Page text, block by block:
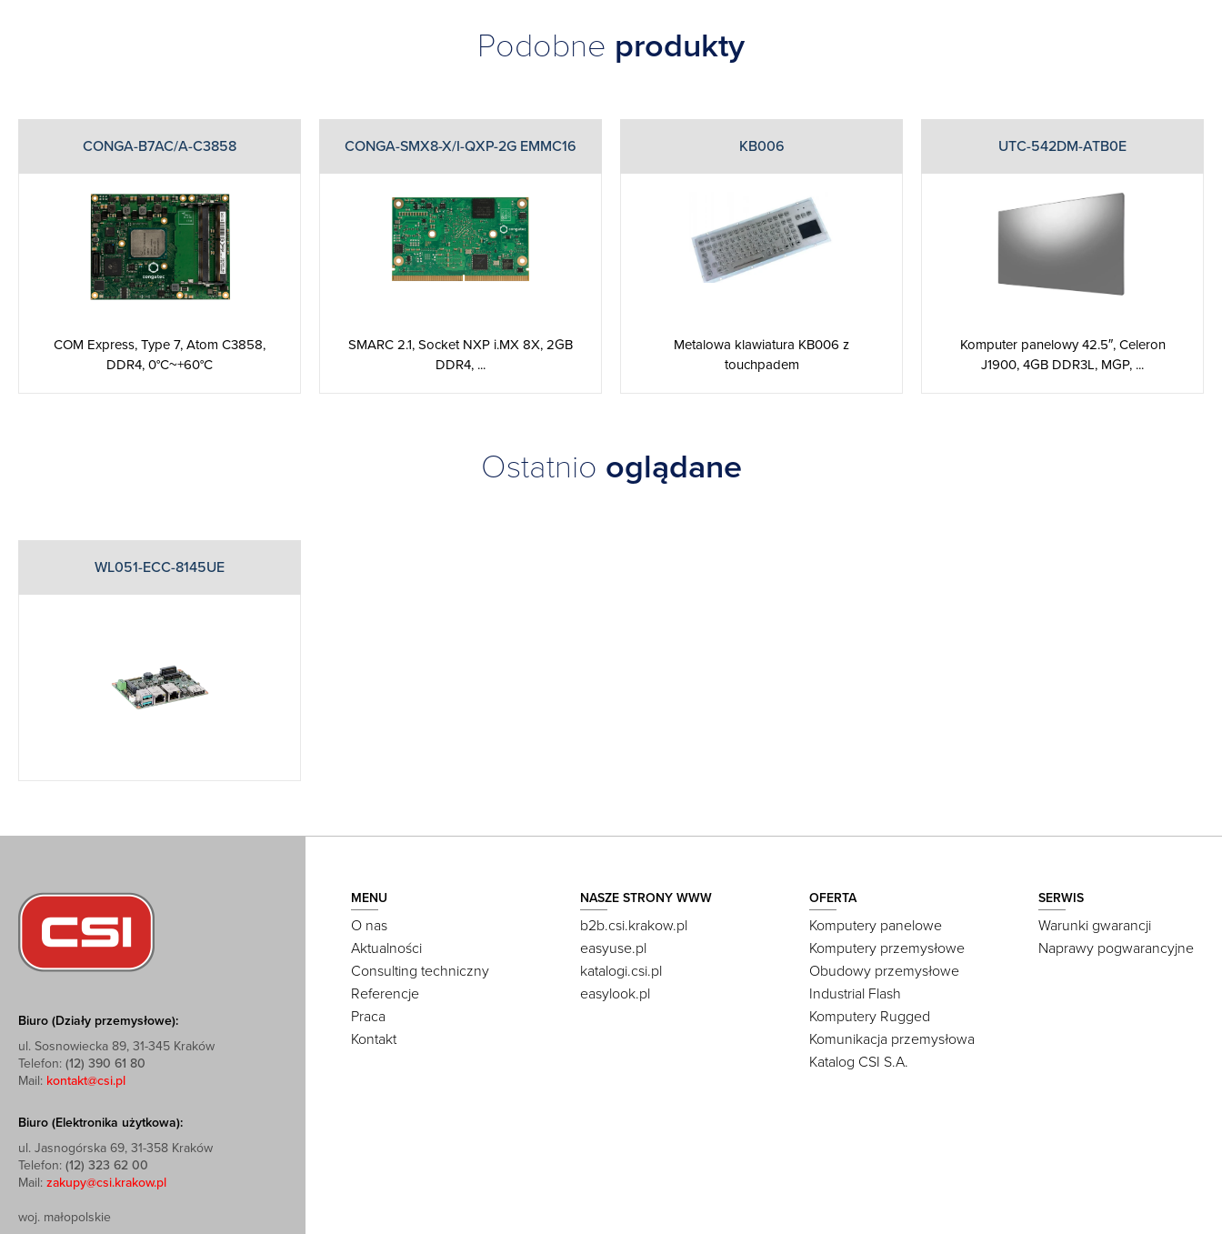
Podobne produkty
CONGA-B7AC/A-C3858
COM Express, Type 7, Atom C3858,
DDR4, 0°C~+60°C
CONGA-SMX8-X/I-QXP-2G EMMC16
SMARC 2.1, Socket NXP i.MX 8X, 2GB
DDR4, ...
KB006
Metalowa klawiatura KB006 z
touchpadem
UTC-542DM-ATB0E
Komputer panelowy 42.5″, Celeron
J1900, 4GB DDR3L, MGP, ...
Ostatnio oglądane
WL051-ECC-8145UE
Biuro (Działy przemysłowe):
ul. Sosnowiecka 89, 31-345 Kraków
Telefon: (12) 390 61 80
Mail: kontakt@csi.pl
Biuro (Elektronika użytkowa):
ul. Jasnogórska 69, 31-358 Kraków
Telefon: (12) 323 62 00
Mail: zakupy@csi.krakow.pl
woj. małopolskie
MENU
O nas
Aktualności
Consulting techniczny
Referencje
Praca
Kontakt
NASZE STRONY WWW
b2b.csi.krakow.pl
easyuse.pl
katalogi.csi.pl
easylook.pl
OFERTA
Komputery panelowe
Komputery przemysłowe
Obudowy przemysłowe
Industrial Flash
Komputery Rugged
Komunikacja przemysłowa
Katalog CSI S.A.
SERWIS
Warunki gwarancji
Naprawy pogwarancyjne